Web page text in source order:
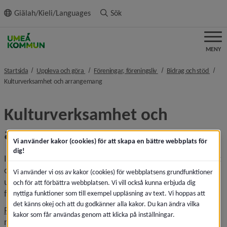
innehållet
Giälah/Kieli/Languages Sök
MENY
Startsida Uppleva och göra nivå i brödsmulenavigeringen
Föreningar, föreningsliv nivå i
Bidrag och stöd nivå
Kulturverksamhet och arrangemangnivå i brödsmulenavigeringen
Kulturverksamhet och
arrangemang
Inom området ingår verksamhetsstöden: Kulturverksamhet
och Festivaler och kulturarrangemang. Här ingår även
utvecklingsstödet Kulturverksamhet och arrangemang. Här
finns även Kulturpotten.
Regler för Umeå kommuns stöd till ideella föreningar
regelverket, uppdaterat 2026-01-21). Du hittar länkar till
Vi använder kakor (cookies) för att skapa en bättre webbplats för
dig!
Vi använder vi oss av kakor (cookies) för webbplatsens grundfunktioner
och för att förbättra webbplatsen. Vi vill också kunna erbjuda dig
nyttiga funktioner som till exempel uppläsning av text. Vi hoppas att
det känns okej och att du godkänner alla kakor. Du kan ändra vilka
kakor som får användas genom att klicka på inställningar.